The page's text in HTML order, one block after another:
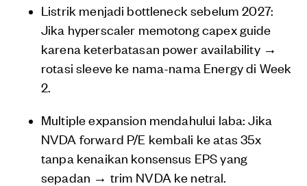
Listrik menjadi bottleneck sebelum 2027:
Jika hyperscaler memotong capex guide
karena keterbatasan power availability →
rotasi sleeve ke nama-nama Energy di Week
2.
Multiple expansion mendahului laba: Jika
NVDA forward P/E kembali ke atas 35x
tanpa kenaikan konsensus EPS yang
sepadan → trim NVDA ke netral.